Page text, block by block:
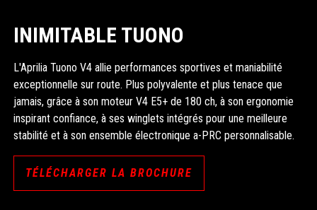
INIMITABLE TUONO
L'Aprilia Tuono V4 allie performances sportives et maniabilité
exceptionnelle sur route. Plus polyvalente et plus tenace que
jamais, grâce à son moteur V4 E5+ de 180 ch, à son ergonomie
inspirant confiance, à ses winglets intégrés pour une meilleure
stabilité et à son ensemble électronique a-PRC personnalisable.
TÉLÉCHARGER LA BROCHURE